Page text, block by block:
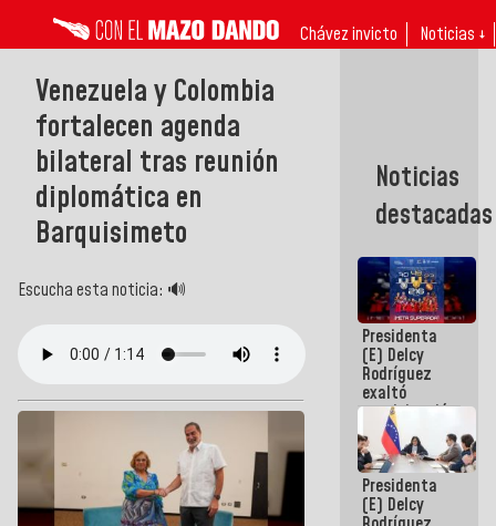
Chávez invicto Noticias ↓
Venezuela y Colombia
fortalecen agenda
bilateral tras reunión
diplomática en
Barquisimeto
Escucha esta noticia: 🔊
Noticias
destacadas
Presidenta
(E) Delcy
Rodríguez
exaltó
participación
de
Venezuela
en Juegos
Centroamericanos
y del Caribe
Presidenta
(E) Delcy